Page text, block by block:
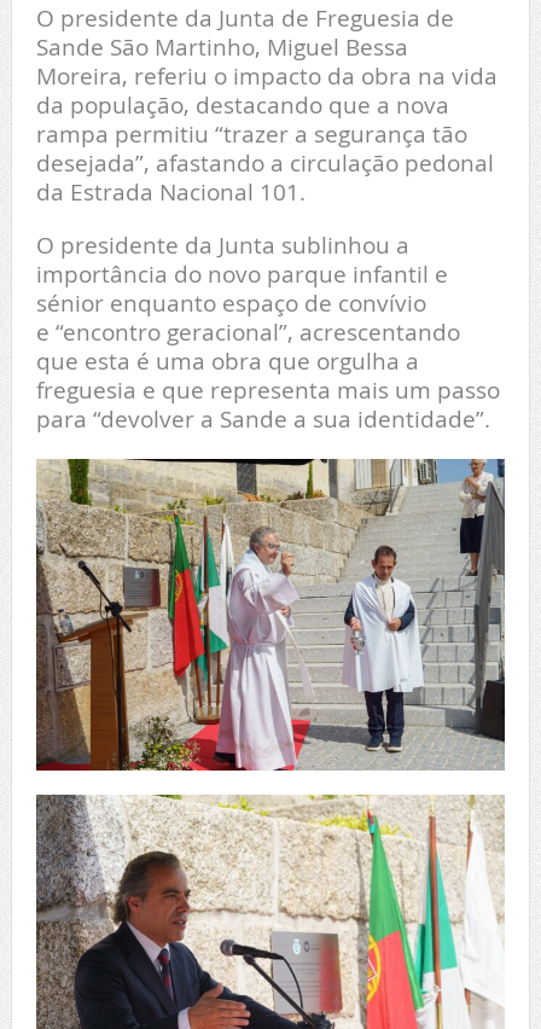
O presidente da Junta de Freguesia de
Sande São Martinho, Miguel Bessa
Moreira, referiu o impacto da obra na vida
da população, destacando que a nova
rampa permitiu “trazer a segurança tão
desejada”, afastando a circulação pedonal
da Estrada Nacional 101.
O presidente da Junta sublinhou a
importância do novo parque infantil e
sénior enquanto espaço de convívio
e “encontro geracional”, acrescentando
que esta é uma obra que orgulha a
freguesia e que representa mais um passo
para “devolver a Sande a sua identidade”.